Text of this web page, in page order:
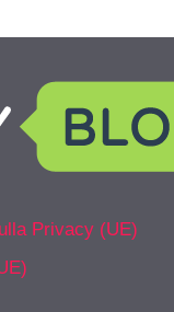
Privacy (UE)